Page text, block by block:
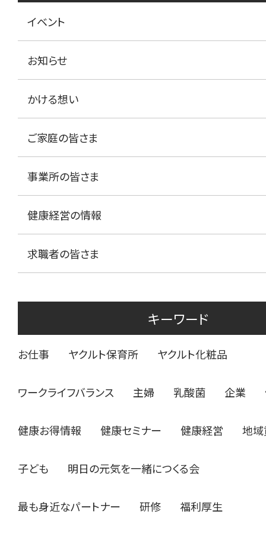
イベント
お知らせ
かける想い
ご家庭の皆さま
事業所の皆さま
健康経営の情報
求職者の皆さま
キーワード
お仕事 ヤクルト保育所 ヤクルト化粧品
ワークライフバランス 主婦 乳酸菌 企業
健康お得情報 健康セミナー 健康経営 地
子ども 明日の元気を一緒につくる会
最も身近なパートナー 研修 福利厚生